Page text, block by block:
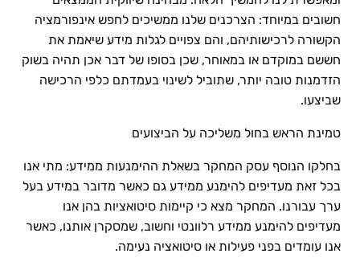
חשובים במיוחד: הצרכנים שלנו ממשיכים לחפש אינפורמציה
הקשורה לרכישותיהם, והם צפויים לגלות מידע שיאמת את
חששם במוקדם או במאוחר, שכן בסופו של דבר אכן תהיה בשוק
הזדמנות טובה יותר, שתוביל לשינוי בעמדתם כלפי הרכישה
שביצעו.
טמינת הראש בחול משליכה על הביצועים
בחלקו הנוסף עסק המחקר בשאלת ההימנעות ממידע: מתי אנו
בכל זאת מעדיפים להימנע ממידע גם כאשר מדובר במידע בעל
ערך עבורנו. המחקר מצא כי קיימות סיטואציות בהן אנו
מעדיפים להימנע ממידע רלוונטי וחשוב, שמסקרן אותנו, כאשר
אנו עומדים בפני פעילות או סיטואציה נעימה.